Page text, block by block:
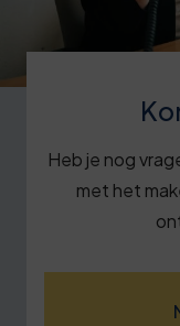
Heb je nog
met het